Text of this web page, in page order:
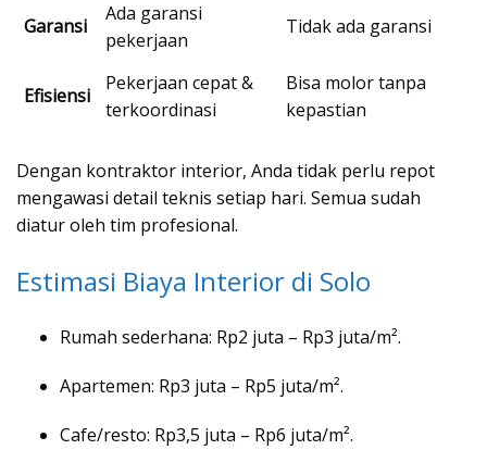
Garansi
Ada garansi
pekerjaan
Tidak ada garansi
Efisiensi
Pekerjaan cepat &
terkoordinasi
Bisa molor tanpa
kepastian
Dengan kontraktor interior, Anda tidak perlu repot
mengawasi detail teknis setiap hari. Semua sudah
diatur oleh tim profesional.
Estimasi Biaya Interior di Solo
Rumah sederhana: Rp2 juta – Rp3 juta/m².
Apartemen: Rp3 juta – Rp5 juta/m².
Cafe/resto: Rp3,5 juta – Rp6 juta/m².